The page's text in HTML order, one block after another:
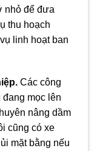
nhỏ để đưa
thu hoạch
linh hoạt ban
Các công
mọc lên
nâng dầm
cũng có xe
mặt bằng nếu